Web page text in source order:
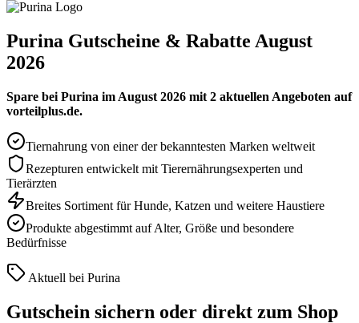
Purina Gutscheine & Rabatte August
2026
Spare bei Purina im August 2026 mit 2 aktuellen Angeboten auf
vorteilplus.de.
Tiernahrung von einer der bekanntesten Marken weltweit
Rezepturen entwickelt mit Tierernährungsexperten und
Tierärzten
Breites Sortiment für Hunde, Katzen und weitere Haustiere
Produkte abgestimmt auf Alter, Größe und besondere
Bedürfnisse
Aktuell bei Purina
Gutschein sichern oder direkt zum Shop